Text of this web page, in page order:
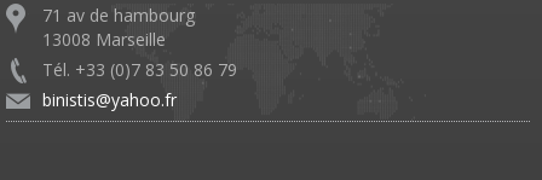
71 av de hambourg
13008 Marseille
Tél. +33 (0)7 83 50 86 79
binistis@yahoo.fr